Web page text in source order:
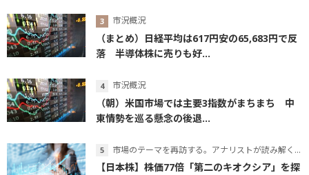
市況概況
（まとめ）日経平均は617円安の65,683円で反
落 半導体株に売りも好...
市況概況
（朝）米国市場では主要3指数がまちまち 中
東情勢を巡る懸念の後退...
市場のテーマを再訪する。アナリストが読み解くテーマの本質
【日本株】株価77倍「第二のキオクシア」を探